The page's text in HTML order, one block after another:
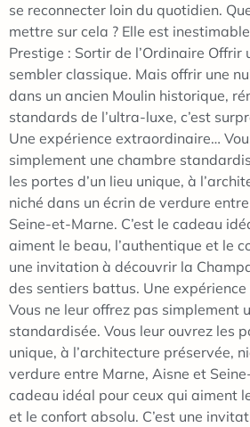
se reconnecter loin du quotidien.
mettre sur cela ? Elle est
Prestige : Sortir de l’Ordinaire Offrir
sembler classique. Mais offrir une
dans un ancien Moulin historique,
standards de l’ultra-luxe, c’est
Une expérience extraordinaire…
simplement une chambre
les portes d’un lieu unique, à
niché dans un écrin de verdure
Seine-et-Marne. C’est le cadeau
aiment le beau, l’authentique et le
une invitation à découvrir la
des sentiers battus. Une
Vous ne leur offrez pas simplement
standardisée. Vous leur ouvrez les
unique, à l’architecture préservée,
verdure entre Marne, Aisne et
cadeau idéal pour ceux qui aiment
et le confort absolu. C’est une